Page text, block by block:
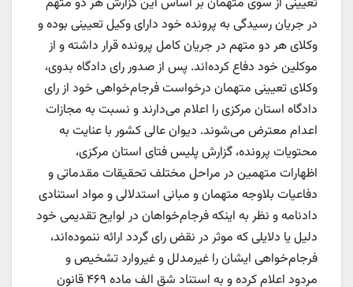
در جریان رسیدگی به پرونده خود دارای وکیل تعیینی بوده و
وکلای هر دو متهم در جریان کامل پرونده قرار داشته و از
موکلین خود دفاع کرده‌اند. پس از صدور رای دادگاه بدوی،
وکلای تعیینی متهمان درخواست فرجام‌خواهی خود از رای
دادگاه استان مرکزی را اعلام می‌دارند و نسبت به مجازات
اعدام معترض می‌شوند. دیوان عالی کشور با عنایت به
محتویات پرونده، گزارش پلیس فتای استان مرکزی،
اظهارات متهمین در مراحل مختلف تحقیقات مقدماتی و
دفاعیات بلاوجه متهمان و مبانی استدلالی و مواد استنادی
دادنامه و نظر به اینکه فرجام‌خواهان در لوایح تقدیمی خود
دلیل یا دلایلی که موثر در نقض رای گردد ارائه ننموده‌اند،
فرجام‌خواهی ایشان را غیرمدلل و غیروارد تشخیص و
مردود اعلام کرده و به استناد شق الف ماده ۴۶۹ قانون